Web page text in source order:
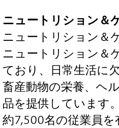
ニュートリション＆
ニュートリション＆
ニュートリション＆
ており、日常生活に
畜産動物の栄養、ヘ
品を提供しています
約7,500名の従業員